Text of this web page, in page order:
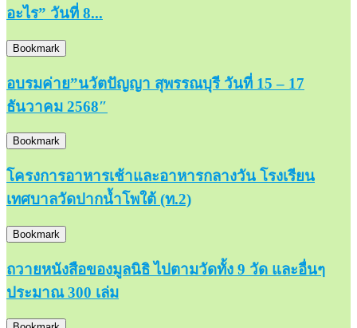
อะไร” วันที่ 8...
Bookmark
อบรมค่าย”นวัตปัญญา สุพรรณบุรี วันที่ 15 – 17
ธันวาคม 2568″
Bookmark
โครงการอาหารเช้าและอาหารกลางวัน โรงเรียน
เทศบาลวัดปากน้ำโพใต้ (ท.2)
Bookmark
ถวายหนังสือของมูลนิธิ ไปตามวัดทั้ง 9 วัด และอื่นๆ
ประมาณ 300 เล่ม